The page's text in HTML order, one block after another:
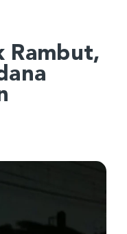
Rambut,